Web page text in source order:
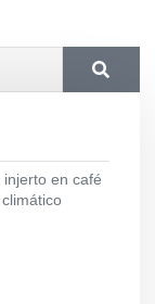
injerto en café